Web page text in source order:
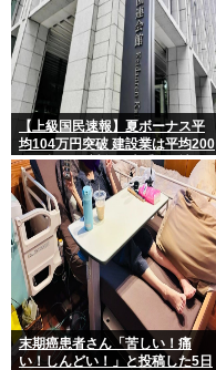
【上級国民速報】夏ボーナス平
均104万円突破 建設業は平均200
万円超 なお対象は大手163社93
万人、全就業者の1%強
末期癌患者さん「苦しい！痛
い！しんどい！」と投稿した5日